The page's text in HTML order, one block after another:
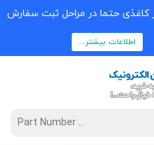
کاغذی حتما در مراحل ثبت سفارش
اطلاعات بیشتر...